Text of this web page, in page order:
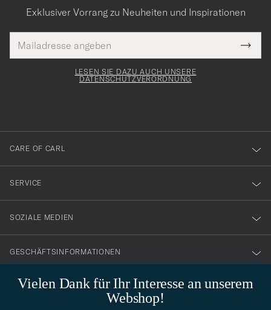
Vielen Dank für Ihr Interesse an unserem
Webshop!
Exklusiver Vorrang zu Neuheiten und Inspirationen
Mail
Adresse
Tack
för
dig
till
vårt
nyhetsbrev!
LESEN SIE DAZU AUCH UNSERE
DATENSCHUTZVERORDNUNG
CARE OF CARL
SERVICE
SOZIALE MEDIEN
GESCHÄFTSINFORMATIONEN